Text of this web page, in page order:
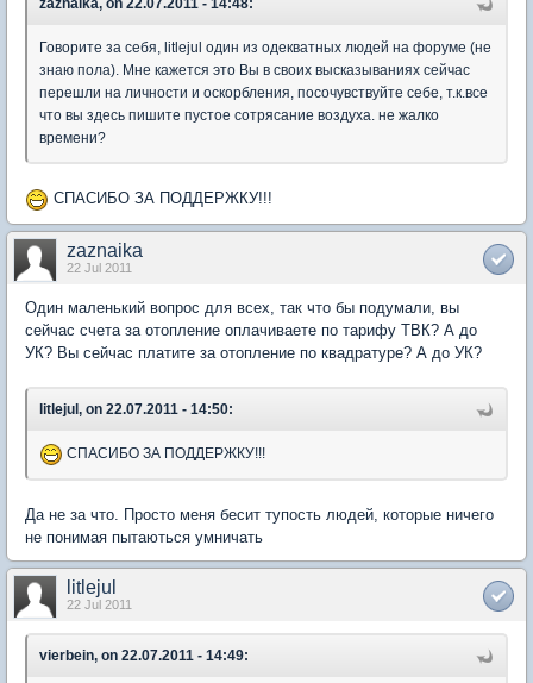
zaznaika, on 22.07.2011 - 14:48:
Говорите за себя, litlejul один из одекватных людей на форуме (не
знаю пола). Мне кажется это Вы в своих высказываниях сейчас
перешли на личности и оскорбления, посочувствуйте себе, т.к.все
что вы здесь пишите пустое сотрясание воздуха. не жалко
времени?
СПАСИБО ЗА ПОДДЕРЖКУ!!!
zaznaika
22 Jul 2011
Один маленький вопрос для всех, так что бы подумали, вы
сейчас счета за отопление оплачиваете по тарифу ТВК? А до
УК? Вы сейчас платите за отопление по квадратуре? А до УК?
litlejul, on 22.07.2011 - 14:50:
СПАСИБО ЗА ПОДДЕРЖКУ!!!
Да не за что. Просто меня бесит тупость людей, которые ничего
не понимая пытаються умничать
litlejul
22 Jul 2011
vierbein, on 22.07.2011 - 14:49: